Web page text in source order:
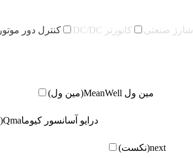
شارژ صنعتی کانورتر DC/DC کنترل دور موتور
مین ول MeanWell(مین ول)
درایو آسانسور کیوماQma(کیوما)
next(نکست)